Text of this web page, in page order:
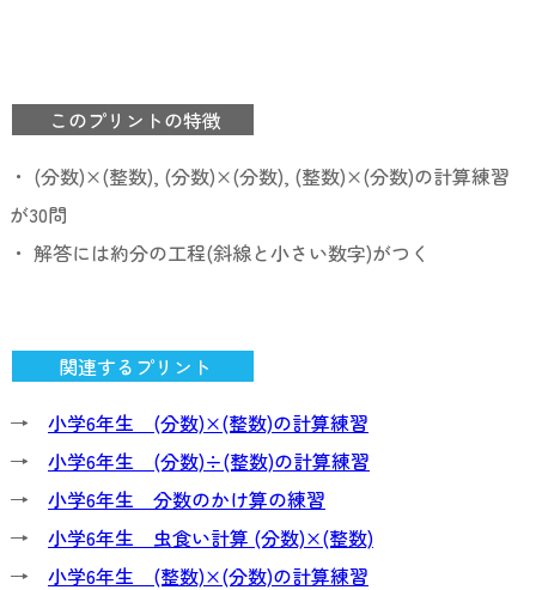
このプリントの特徴
・ (分数)×(整数), (分数)×(分数), (整数)×(分数)の計算練習
が30問
・ 解答には約分の工程(斜線と小さい数字)がつく
関連するプリント
→ 小学6年生 (分数)×(整数)の計算練習
→ 小学6年生 (分数)÷(整数)の計算練習
→ 小学6年生 分数のかけ算の練習
→ 小学6年生 虫食い計算 (分数)×(整数)
→ 小学6年生 (整数)×(分数)の計算練習